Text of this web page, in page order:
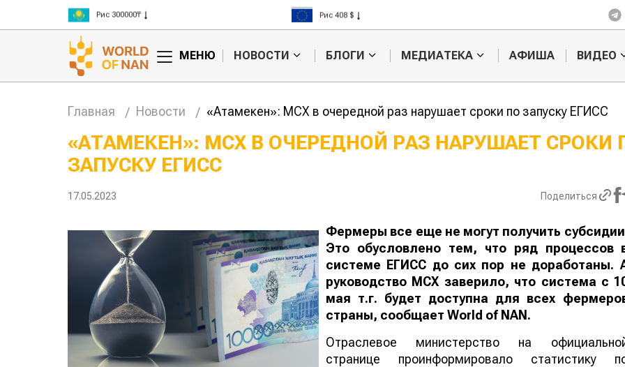
Рис 300000₸
Пшеница 3 класс 125000₸
Рис 408 $
Пшеница 423 $
МЕНЮ НОВОСТИ БЛОГИ МЕДИАТЕКА АФИША ВИДЕО
Главная Новости «Атамекен»: МСХ в очередной раз нарушает сроки по запуску ЕГИСС
«АТАМЕКЕН»: МСХ В ОЧЕРЕДНОЙ РАЗ НАРУШАЕТ СРОКИ
ЗАПУСКУ ЕГИСС
17.05.2023 Поделиться
Фермеры все еще не могут получить
Это обусловлено тем, что ряд процессов
системе ЕГИСС до сих пор не доработаны.
руководство МСХ заверило, что система с
мая т.г. будет доступна для всех
страны, сообщает World of NAN.
Отраслевое министерство на
странице проинформировало статистику